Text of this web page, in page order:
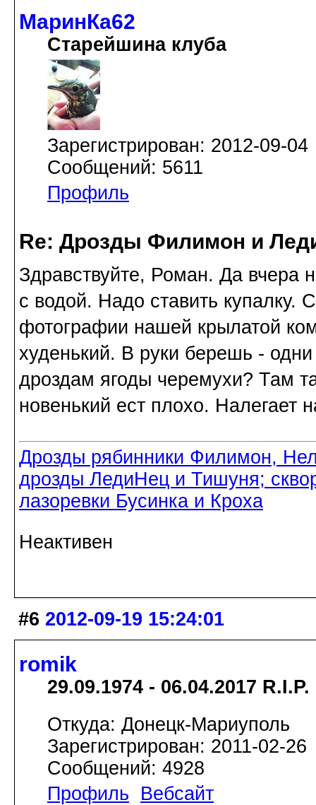
МаринКа62
Старейшина клуба
Зарегистрирован: 2012-09-04
Сообщений: 5611
Профиль
Re: Дрозды Филимон и
Здравствуйте, Роман. Да вчера
с водой. Надо ставить купалку.
фотографии нашей крылатой
худенький. В руки берешь -
дроздам ягоды черемухи? Там
новенький ест плохо. Налегает
Дрозды рябинники Филимон,
дрозды ЛедиНец и Тишуня;
лазоревки Бусинка и Кроха
Неактивен
#6 2012-09-19 15:24:01
romik
29.09.1974 - 06.04.2017 R.I.P.
Откуда: Донецк-Мариуполь
Зарегистрирован: 2011-02-26
Сообщений: 4928
Профиль
Вебсайт